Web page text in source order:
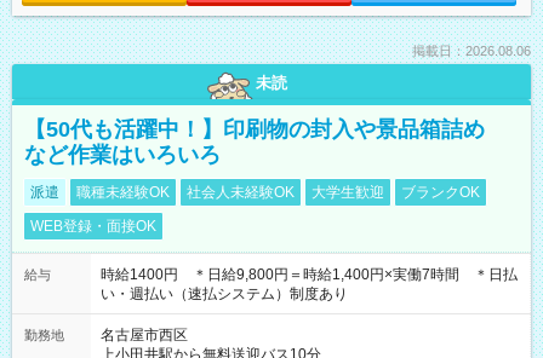
掲載日：2026.08.06
未読
【50代も活躍中！】印刷物の封入や景品箱詰め
など作業はいろいろ
派遣 職種未経験OK 社会人未経験OK 大学生歓迎
ブランクOK
WEB登録・面接OK
給与
時給1400円 ＊日給9,800円＝時給1,400円×実働7時間 ＊日払
い・週払い（速払システム）制度あり
勤務地
名古屋市西区
上小田井駅から無料送迎バス10分